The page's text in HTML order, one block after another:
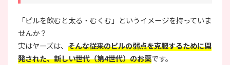
「ピルを飲むと太る・むくむ」というイメージを持っていま
せんか？
実はヤーズは、 そんな従来のピルの弱点を克服するために開
発された、新しい世代（第4世代）のお薬です。